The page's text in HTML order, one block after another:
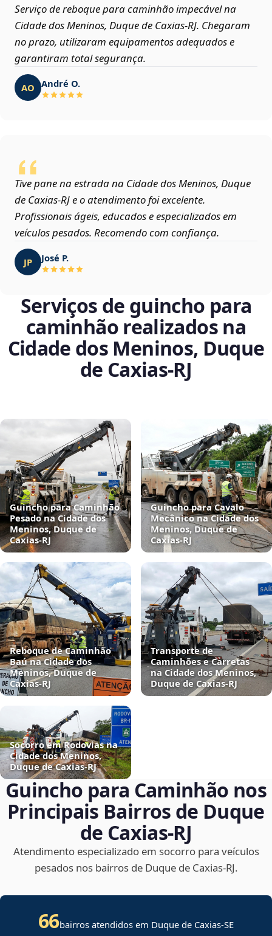
Serviço de reboque para caminhão impecável na
Cidade dos Meninos, Duque de Caxias‑RJ. Chegaram
no prazo, utilizaram equipamentos adequados e
garantiram total segurança.
AO André O.
Tive pane na estrada na Cidade dos Meninos, Duque
de Caxias‑RJ e o atendimento foi excelente.
Profissionais ágeis, educados e especializados em
veículos pesados. Recomendo com confiança.
JP José P.
Serviços de guincho para
caminhão realizados na
Cidade dos Meninos, Duque
de Caxias‑RJ
Guincho para Caminhão
Pesado na Cidade dos
Meninos, Duque de
Caxias‑RJ
Guincho para Cavalo
Mecânico na Cidade dos
Meninos, Duque de
Caxias‑RJ
Reboque de Caminhão
Baú na Cidade dos
Meninos, Duque de
Caxias‑RJ
Transporte de
Caminhões e Carretas
na Cidade dos Meninos,
Duque de Caxias‑RJ
Socorro em Rodovias na
Cidade dos Meninos,
Duque de Caxias‑RJ
Guincho para Caminhão nos
Principais Bairros de Duque
de Caxias‑RJ
Atendimento especializado em socorro para veículos
pesados nos bairros de Duque de Caxias‑RJ.
66bairros atendidos em Duque de Caxias-SE